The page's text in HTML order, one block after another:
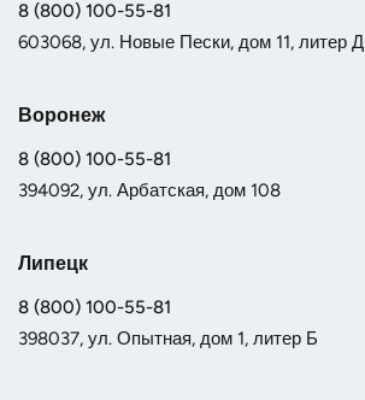
8 (800) 100-55-81
603068, ул. Новые Пески, дом 11, литер Д
Воронеж
8 (800) 100-55-81
394092, ул. Арбатская, дом 108
Липецк
8 (800) 100-55-81
398037, ул. Опытная, дом 1, литер Б